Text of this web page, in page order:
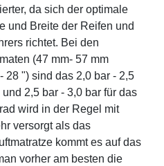
da sich der optimale
und Breite der Reifen und
richtet. Bei den
(47 mm- 57 mm
28 ") sind das 2,0 bar - 2,5
2,5 bar - 3,0 bar für das
wird in der Regel mit
versorgt als das
kommt es auf das
vorher am besten die